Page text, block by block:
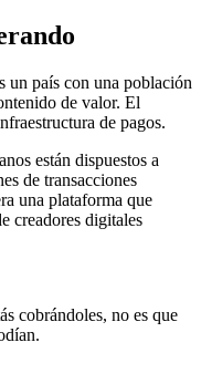
un país con una población
de valor. El
de pagos.
están dispuestos a
de transacciones
una plataforma que
creadores digitales
cobrándoles, no es que